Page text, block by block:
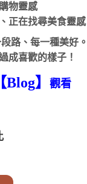
物靈感
正在找尋美食靈感
路、每一種美好。
成喜歡的樣子！
【Blog】觀看